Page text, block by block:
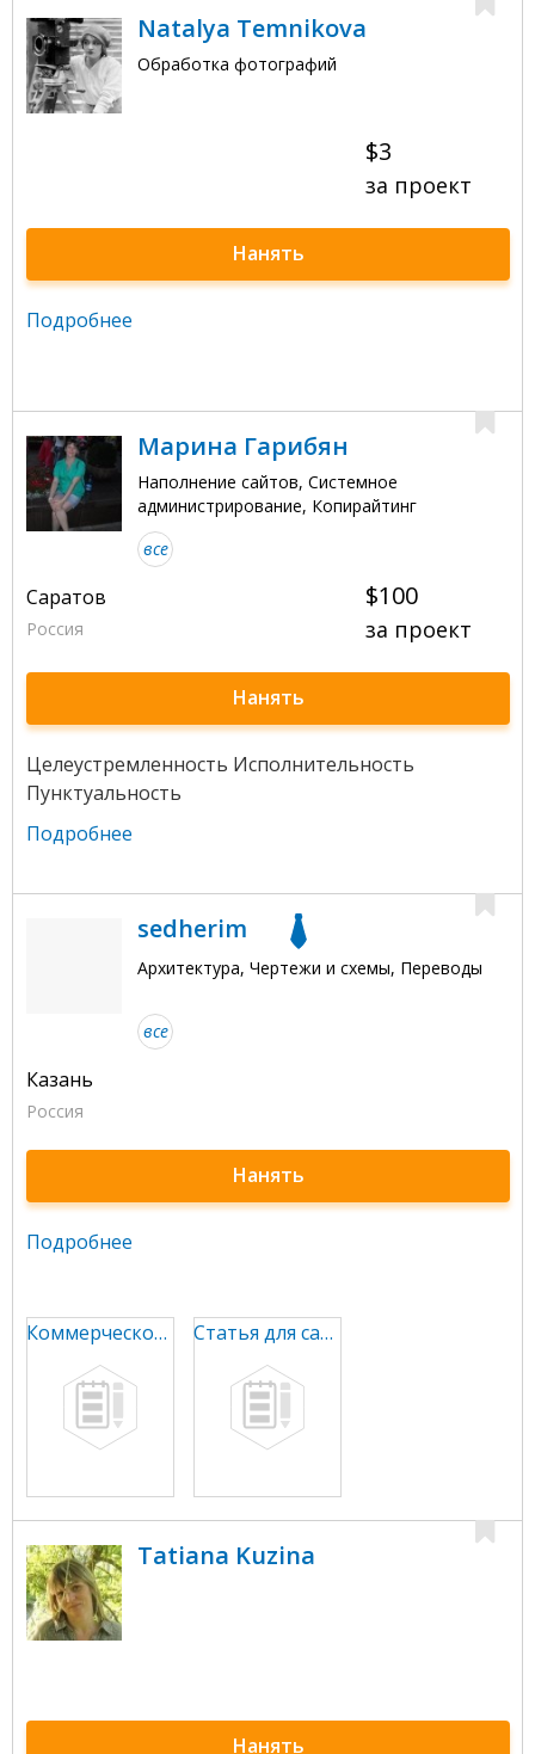
Natalya Temnikova
Обработка фотографий
$3
за проект
Нанять
Подробнее
Марина Гарибян
Наполнение сайтов, Системное
администрирование, Копирайтинг
все
Саратов
Россия
$100
за проект
Нанять
Целеустремленность Исполнительность
Пунктуальность
Подробнее
sedherim
Архитектура, Чертежи и схемы, Переводы
все
Казань
Россия
Нанять
Подробнее
Коммерческое предложение Статья для сайта
Tatiana Kuzina
Нанять